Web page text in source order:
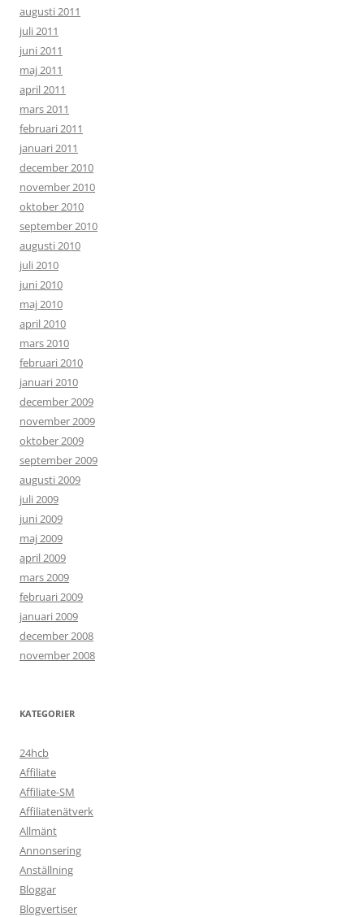
augusti 2011
juli 2011
juni 2011
maj 2011
april 2011
mars 2011
februari 2011
januari 2011
december 2010
november 2010
oktober 2010
september 2010
augusti 2010
juli 2010
juni 2010
maj 2010
april 2010
mars 2010
februari 2010
januari 2010
december 2009
november 2009
oktober 2009
september 2009
augusti 2009
juli 2009
juni 2009
maj 2009
april 2009
mars 2009
februari 2009
januari 2009
december 2008
november 2008
KATEGORIER
24hcb
Affiliate
Affiliate-SM
Affiliatenätverk
Allmänt
Annonsering
Anställning
Bloggar
Blogvertiser